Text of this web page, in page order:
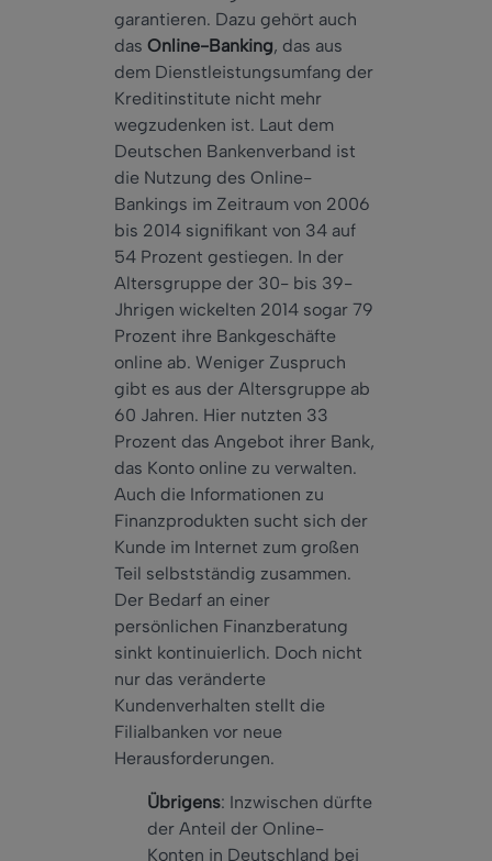
garantieren. Dazu gehört auch
das Online-Banking, das aus
dem Dienstleistungsumfang der
Kreditinstitute nicht mehr
wegzudenken ist. Laut dem
Deutschen Bankenverband ist
die Nutzung des Online-
Bankings im Zeitraum von 2006
bis 2014 signifikant von 34 auf
54 Prozent gestiegen. In der
Altersgruppe der 30- bis 39-
Jhrigen wickelten 2014 sogar 79
Prozent ihre Bankgeschäfte
online ab. Weniger Zuspruch
gibt es aus der Altersgruppe ab
60 Jahren. Hier nutzten 33
Prozent das Angebot ihrer Bank,
das Konto online zu verwalten.
Auch die Informationen zu
Finanzprodukten sucht sich der
Kunde im Internet zum großen
Teil selbstständig zusammen.
Der Bedarf an einer
persönlichen Finanzberatung
sinkt kontinuierlich. Doch nicht
nur das veränderte
Kundenverhalten stellt die
Filialbanken vor neue
Herausforderungen.
Übrigens: Inzwischen dürfte
der Anteil der Online-
Konten in Deutschland bei